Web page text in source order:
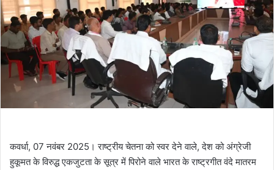
कवर्धा, 07 नवंबर 2025। राष्ट्रीय चेतना को स्वर देने वाले, देश को अंग्रेजी
हुकूमत के विरुद्ध एकजुटता के सूत्र में पिरोने वाले भारत के राष्ट्रगीत वंदे मातरम